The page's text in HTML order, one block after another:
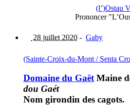
(l’)Ostau
Prononcer
28 juillet 2020 - Gaby
(Sainte-Croix-du-Mont / Senta
Domaine du Gaët Maine
dou Gaét
Nom girondin des cagots.